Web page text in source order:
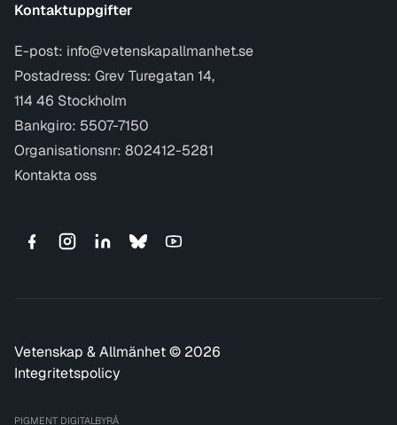
Kontaktuppgifter
E-post: info@vetenskapallmanhet.se
Postadress: Grev Turegatan 14,
114 46 Stockholm
Bankgiro: 5507-7150
Organisationsnr: 802412-5281
Kontakta oss
Vetenskap & Allmänhet © 2026
Integritetspolicy
PIGMENT DIGITALBYRÅ